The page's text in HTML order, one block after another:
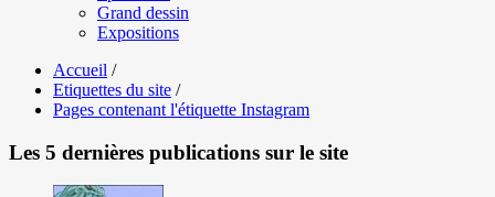
Grand dessin
Expositions
Accueil /
Etiquettes du site /
Pages contenant l'étiquette Instagram
Les 5 dernières publications sur le site